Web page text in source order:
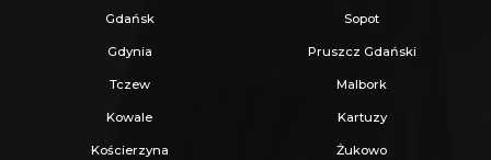
Gratis garaż blaszany
znajdujący się na
Skrzynka z prądem na działce, w drodze
kanalizacja i woda, telekomunikacja45m od
działki
Gdańsk Sopot
Gdynia Pruszcz Gdański
Tczew Malbork
Kowale Kartuzy
Kościerzyna Żukowo